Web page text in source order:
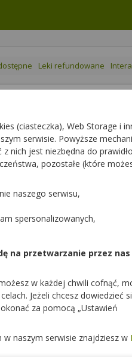
Leki refundowane
(ciasteczka), Web Storage i
serwisie. Powyższe
nich jest niezbędna do
pozostałe (które
naszego serwisu,
spersonalizowanych,
na przetwarzanie przez
w każdej chwili cofnąć,
Jeżeli chcesz dowiedzieć
za pomocą „Ustawień
naszym serwisie znajdziesz w